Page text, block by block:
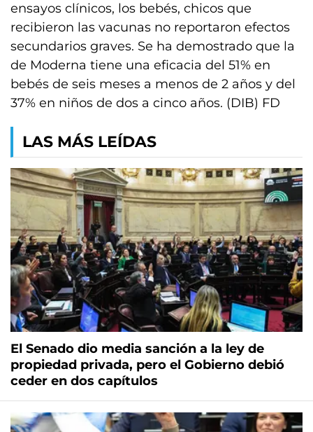
ensayos clínicos, los bebés, chicos que
recibieron las vacunas no reportaron efectos
secundarios graves. Se ha demostrado que la
de Moderna tiene una eficacia del 51% en
bebés de seis meses a menos de 2 años y del
37% en niños de dos a cinco años. (DIB) FD
LAS MÁS LEÍDAS
El Senado dio media sanción a la ley de
propiedad privada, pero el Gobierno debió
ceder en dos capítulos